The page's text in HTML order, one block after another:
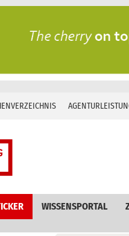
WISSENSPORTAL